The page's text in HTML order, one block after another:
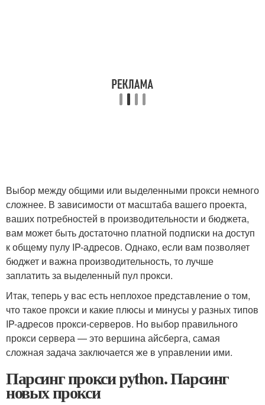
Выбор между общими или выделенными прокси немного
сложнее. В зависимости от масштаба вашего проекта,
ваших потребностей в производительности и бюджета,
вам может быть достаточно платной подписки на доступ
к общему пулу IP-адресов. Однако, если вам позволяет
бюджет и важна производительность, то лучше
заплатить за выделенный пул прокси.
Итак, теперь у вас есть неплохое представление о том,
что такое прокси и какие плюсы и минусы у разных типов
IP-адресов прокси-серверов. Но выбор правильного
прокси сервера — это вершина айсберга, самая
сложная задача заключается же в управлении ими.
Парсинг прокси python. Парсинг
новых прокси